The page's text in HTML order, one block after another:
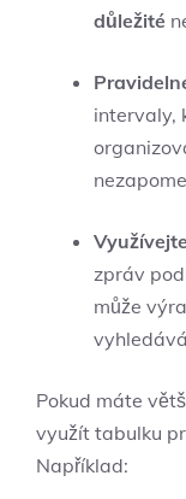
důležité
intervaly,
zpráv
může
Pokud máte
využít tabulku
Například: